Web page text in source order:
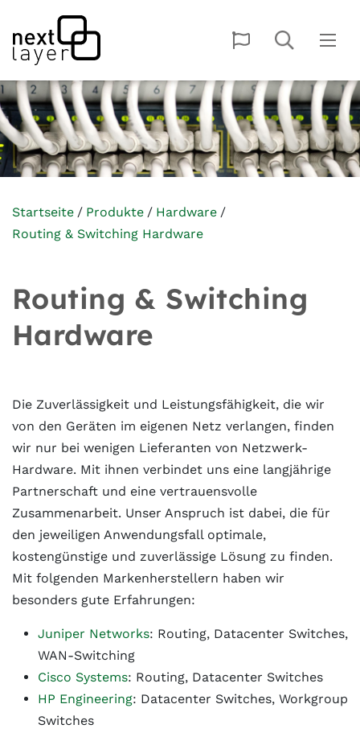
Startseite Produkte
Hardware
Routing & Switching Hardware
Routing & Switching
Hardware
Die Zuverlässigkeit und Leistungsfähigkeit, die wir
von den Geräten im eigenen Netz verlangen, finden
wir nur bei wenigen Lieferanten von Netzwerk-
Hardware. Mit ihnen verbindet uns eine langjährige
Partnerschaft und eine vertrauensvolle
Zusammenarbeit. Unser Anspruch ist dabei, die für
den jeweiligen Anwendungsfall optimale,
kostengünstige und zuverlässige Lösung zu finden.
Mit folgenden Markenherstellern haben wir
besonders gute Erfahrungen:
Juniper Networks: Routing, Datacenter Switches,
WAN-Switching
Cisco Systems: Routing, Datacenter Switches
HP Engineering: Datacenter Switches, Workgroup
Switches